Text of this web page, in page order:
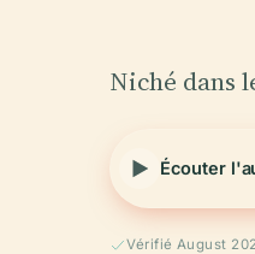
Niché dans
Écouter
Vérifié August